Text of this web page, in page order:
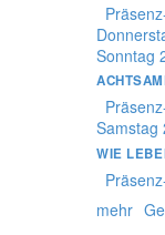
Sonntag
Samstag
WIE
mehr